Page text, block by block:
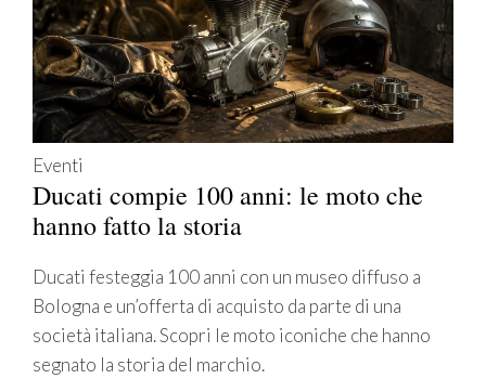
Eventi
Ducati compie 100 anni: le moto che
hanno fatto la storia
Ducati festeggia 100 anni con un museo diffuso a
Bologna e un’offerta di acquisto da parte di una
società italiana. Scopri le moto iconiche che hanno
segnato la storia del marchio.